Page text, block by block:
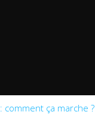
ça marche ?